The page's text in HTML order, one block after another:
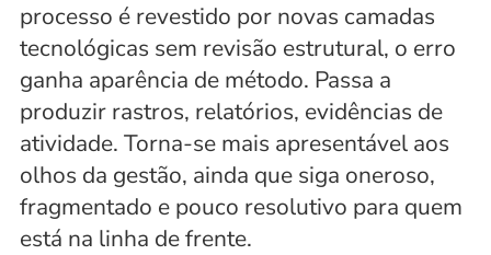
processo é revestido por novas camadas
tecnológicas sem revisão estrutural, o erro
ganha aparência de método. Passa a
produzir rastros, relatórios, evidências de
atividade. Torna-se mais apresentável aos
olhos da gestão, ainda que siga oneroso,
fragmentado e pouco resolutivo para quem
está na linha de frente.